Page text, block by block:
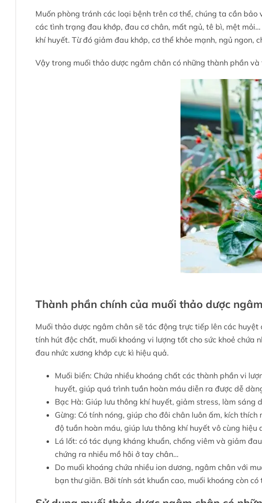
Muốn phòng tránh các loại bệnh trên cơ thể, chúng ta cần
các tình trạng đau khớp, đau cơ chân, mất ngủ, tê bì, mệt
khí huyết. Từ đó giảm đau khớp, cơ thể khỏe mạnh, ngủ ngon,
Vậy trong muối thảo dược ngâm châncó những thành phần và
Thành phần chính của muối thảo dược
Muối thảo dược ngâm chân sẽ tác động trực tiếp lên các
tính hút độc chất, muối khoáng vi lượng tốt cho sức khoẻ
đau nhức xương khớp cực kì hiệu quả.
Muối biển: Chứa nhiều khoáng chất các thành phần vi
huyết, giúp quá trình tuần hoàn máu diễn ra được dễ
Bạc Hà: Giúp lưu thông khí huyết, giảm stress, làm
Gừng: Có tính nóng, giúp cho đôi chân luôn ấm, kích
độ tuần hoàn máu, giúp lưu thông khí huyết vô cùng hiệu
Lá lốt: có tác dụng kháng khuẩn, chống viêm và giảm
chứng ra nhiều mồ hôi ở tay chân…
Do muối khoáng chứa nhiều ion dương, ngâm chân với
bạn thư giãn. Bởi tính sát khuẩn cao, muối khoáng còn